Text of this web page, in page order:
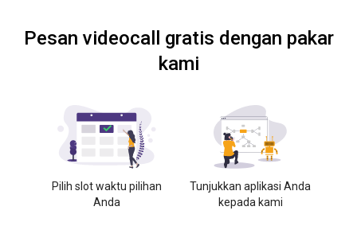
Pesan videocall gratis dengan pakar
kami
Pilih slot waktu pilihan
Anda
Tunjukkan aplikasi Anda
kepada kami